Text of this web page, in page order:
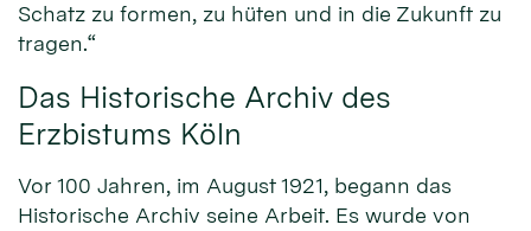
Schatz zu formen, zu hüten und in die Zukunft zu
tragen.“
Das Historische Archiv des
Erzbistums Köln
Vor 100 Jahren, im August 1921, begann das
Historische Archiv seine Arbeit. Es wurde von